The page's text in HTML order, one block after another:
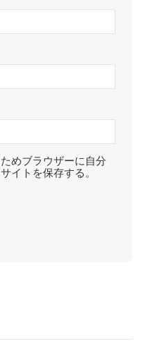
めブラウザーに自分
イトを保存する。